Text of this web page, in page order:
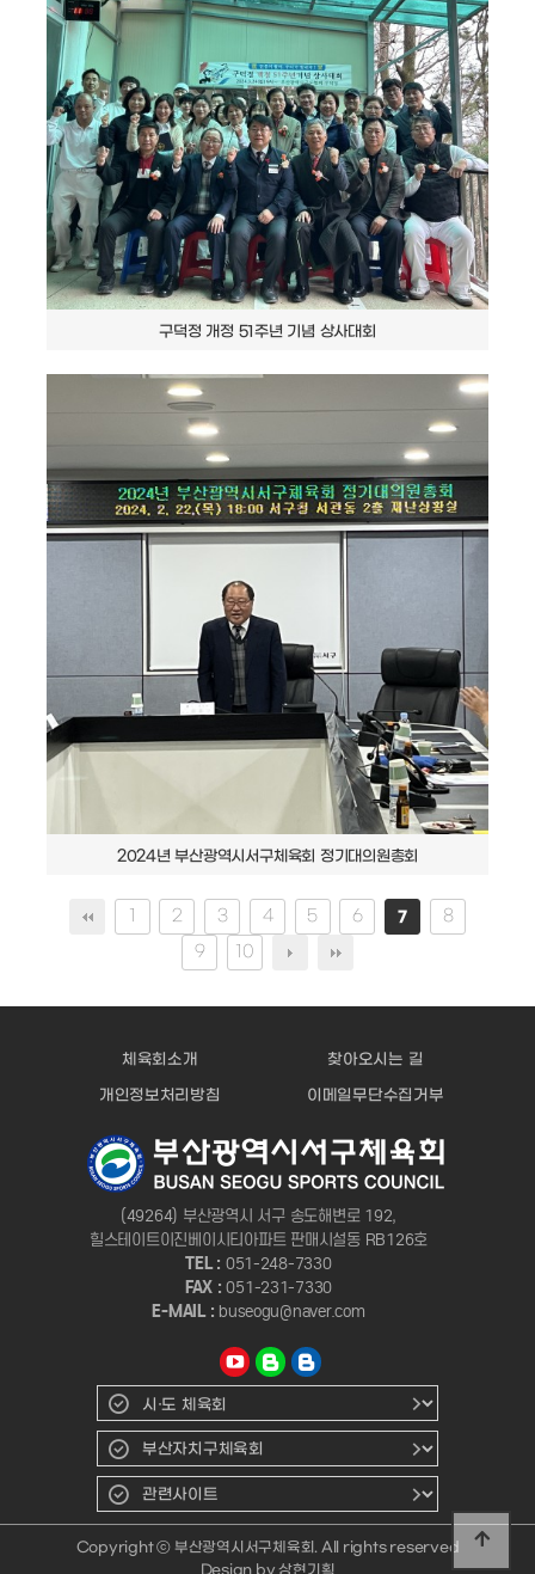
구덕정 개정 51주년 기념 상사대회
2024년 부산광역시서구체육회 정기대의원총회
1 2 3 4 5 6 7
8
9
10
체육회소개 찾아오시는 길
개인정보처리방침 이메일무단수집거부
(49264) 부산광역시 서구 송도해변로 192,
힐스테이트이진베이시티아파트 판매시설동 RB126호
TEL : 051-248-7330
FAX :051-231-7330
E-MAIL : buseogu@naver.com
Copyright ⓒ 부산광역시서구체육회. All rights reserved
상현기획